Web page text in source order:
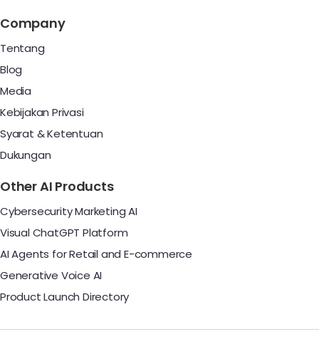
Company
Tentang
Blog
Media
Kebijakan Privasi
Syarat & Ketentuan
Dukungan
Other AI Products
Cybersecurity Marketing AI
Visual ChatGPT Platform
AI Agents for Retail and E-commerce
Generative Voice AI
Product Launch Directory